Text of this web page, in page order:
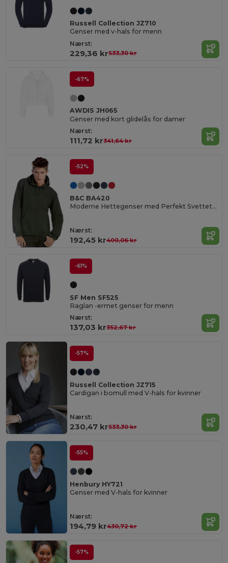
Russell Collection JZ710
Genser med v-hals for menn
Nærst:
229,36 kr533,30 kr
-67%
AWDIS JH065
Genser med kort glidelås for damer
Nærst:
111,72 kr341,64 kr
-52%
B&C BA420
Moderne Hettegenser med Perfekt Svetteteknologi
Nærst:
192,45 kr400,06 kr
-61%
SF Men SF525
Raglan -ermet genser for menn
Nærst:
137,03 kr352,67 kr
-57%
Russell Collection JZ715
Cardigan i bomull med V-hals for kvinner
Nærst:
230,47 kr533,30 kr
-55%
Henbury HY721
Genser med V-hals for kvinner
Nærst:
194,79 kr430,72 kr
-57%